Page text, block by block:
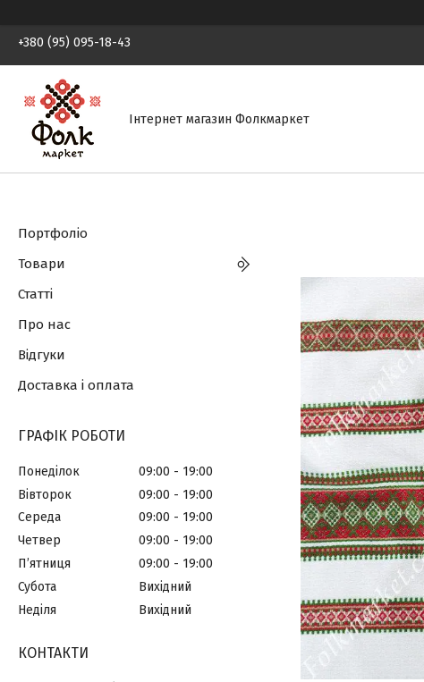
+380 (95) 095-18-43
Інтернет магазин Фолкмаркет
Портфоліо
Товари
Статті
Про нас
Відгуки
Доставка і оплата
ГРАФІК РОБОТИ
Понеділок 09:00
19:00
Вівторок
09:00
19:00
Середа
09:00
19:00
Четвер
09:00
19:00
Пʼятниця
09:00
19:00
Субота
Вихідний
Неділя
Вихідний
КОНТАКТИ